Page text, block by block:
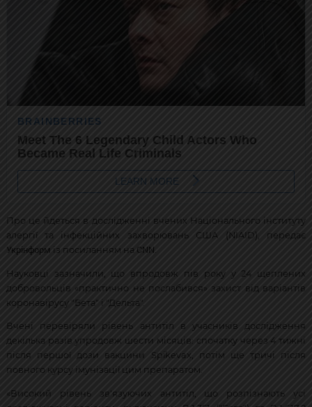
Про це йдеться в дослідженні вчених Національного інституту
алергії та інфекційних захворювань США (NIAID), передає
Укрінформ із посиланням на CNN
Науковці зазначили, що впродовж пів року у 24 щеплених
добровольців «практично не послабився» захист від варіантів
коронавірусу "Бета" і "Дельта".
Вчені перевіряли рівень антитіл в учасників дослідження
декілька разів упродовж шести місяців: спочатку через 4 тижні
після першої дози вакцини Spikevax, потім ще тричі після
повного курсу імунізації цим препаратом.
«Високий рівень зв'язуючих антитіл, що розпізнають усі